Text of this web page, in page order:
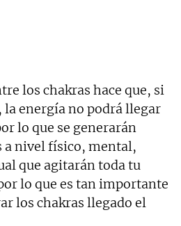
los chakras hace que, si
la energía no podrá llegar
lo que se generarán
nivel físico, mental,
que agitarán toda tu
lo que es tan importante
los chakras llegado el